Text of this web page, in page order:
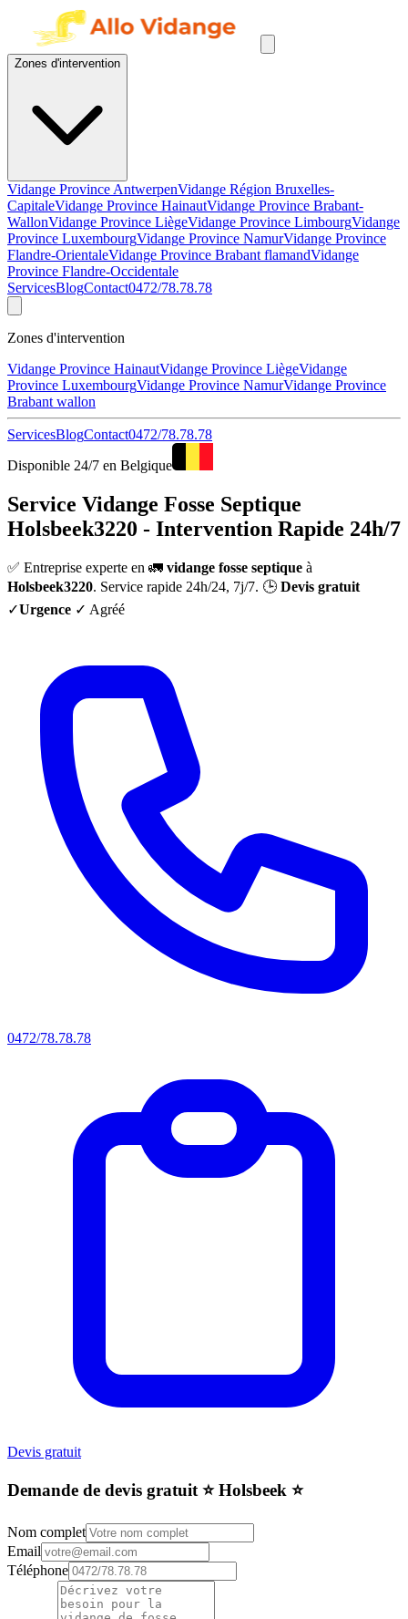
Zones d'intervention
Vidange Province AntwerpenVidange Région Bruxelles-
CapitaleVidange Province HainautVidange Province Brabant-
WallonVidange Province LiègeVidange Province LimbourgVidange
Province LuxembourgVidange Province NamurVidange Province
Flandre-OrientaleVidange Province Brabant flamandVidange
Province Flandre-Occidentale
ServicesBlogContact0472/78.78.78
Zones d'intervention
Vidange Province HainautVidange Province LiègeVidange
Province LuxembourgVidange Province NamurVidange Province
Brabant wallon
ServicesBlogContact0472/78.78.78
Disponible 24/7 en Belgique
Service Vidange Fosse Septique
Holsbeek3220 - Intervention Rapide 24h/7
✅ Entreprise experte en 🚛 vidange fosse septique à
Holsbeek3220. Service rapide 24h/24, 7j/7. 🕒 Devis gratuit
✓Urgence ✓ Agréé
0472/78.78.78
Devis gratuit
Demande de devis gratuit ⭐️ Holsbeek ⭐️
Nom complet
Email
Téléphone